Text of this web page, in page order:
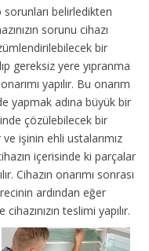
sorunları belirledikten
sorunu cihazı
bir
gereksiz yere yıpranma
yapılır. Bu onarım
yapmak adına büyük bir
çözülebilecek bir
işinin ehli ustalarımız
içerisinde ki parçalar
Cihazın onarımı sonrası
ardından eğer
teslimi yapılır.